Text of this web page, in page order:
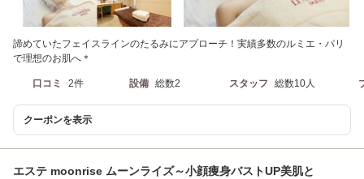
諦めていたフェイスラインのたるみにアプローチ！実績多数のルミエ・パリ
で理想のお肌へ＊
口コミ 2件 設備 総数2 スタッフ 総数10人
クーポンを表示
エステ moonrise ムーンライズ～小顔痩身バストUP美肌と